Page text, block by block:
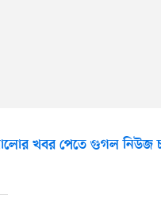
খবর পেতে গুগল নিউজ